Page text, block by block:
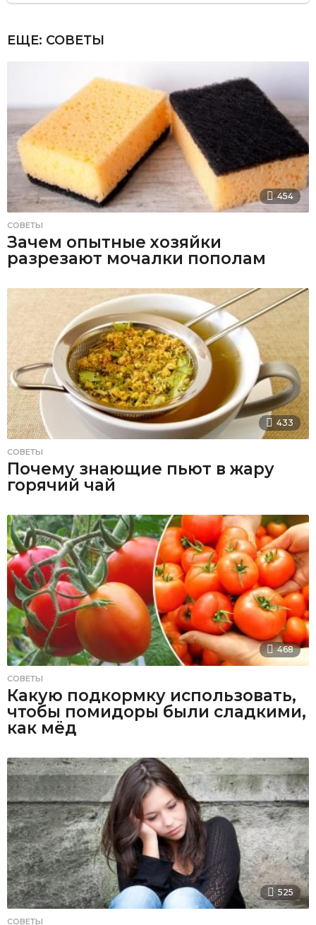
ЕЩЕ: СОВЕТЫ
454
СОВЕТЫ
Зачем опытные хозяйки
разрезают мочалки пополам
433
СОВЕТЫ
Почему знающие пьют в жару
горячий чай
468
СОВЕТЫ
Какую подкормку использовать,
чтобы помидоры были сладкими,
как мёд
525
СОВЕТЫ